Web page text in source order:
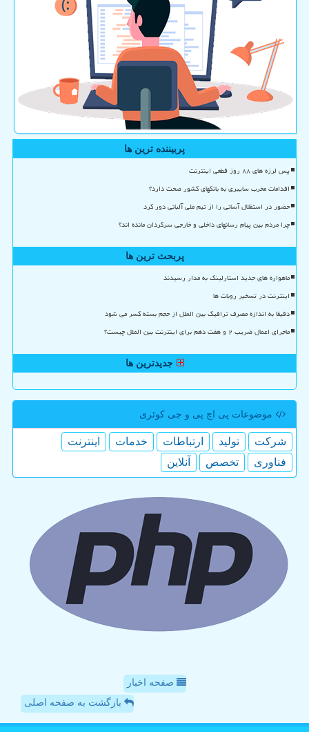
پربیننده ترین ها
پس لرزه های ۸۸ روز قطعی اینترنت
اقدامات مخرب سایبری به بانکهای کشور صحت دارد؟
حضور در استقلال آسانی را از تیم ملی آلبانی دور کرد
چرا مردم بین پیام رسانهای داخلی و خارجی سرگردان مانده اند؟
پربحث ترین ها
ماهواره های جدید استارلینک به مدار رسیدند
اینترنت در تسخیر روبات ها
دقیقا به اندازه مصرف ترافیک بین الملل از حجم بسته کسر می شود
ماجرای اعمال ضریب ۲ و هفت دهم برای اینترنت بین الملل چیست؟
جدیدترین ها
موضوعات پی اچ پی و جی كوئری
شركت تولید ارتباطات خدمات
اینترنت
فناوری
تخصص آنلاین
صفحه اخبار
بازگشت به صفحه اصلی